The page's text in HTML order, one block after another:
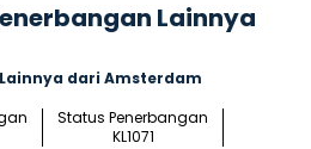
Lainnya
dari Amsterdam
Status Penerbangan
KL1071